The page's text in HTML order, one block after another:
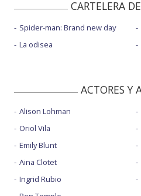
CARTELERA
Spider-man: Brand new day
La odisea
ACTORES Y
Alison Lohman
Oriol Vila
Emily Blunt
Aina Clotet
Ingrid Rubio